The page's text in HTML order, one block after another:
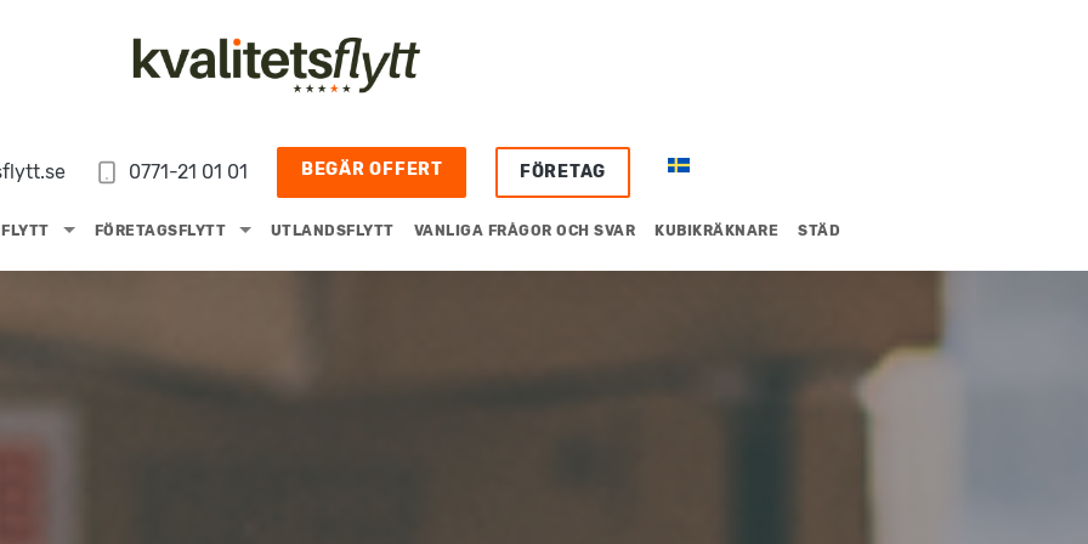
0771-21 01 01 BEGÄR OFFERT FÖRETAG
FLYTT FÖRETAGSFLYTT UTLANDSFLYTT VANLIGA FRÅGOR OCH SVAR KUBIKRÄKNARE STÄD